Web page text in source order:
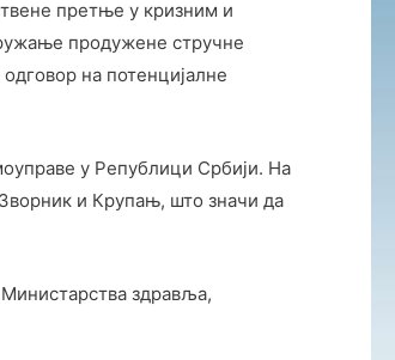
претње у кризним и
продужене стручне
на потенцијалне
у Републици Србији. На
и Крупањ, што значи да
здравља,